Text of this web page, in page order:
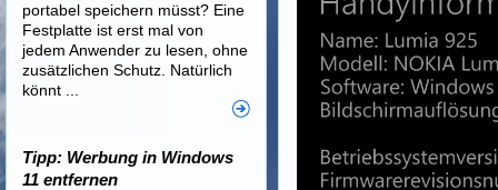
portabel speichern müsst? Eine
Festplatte ist erst mal von
jedem Anwender zu lesen, ohne
zusätzlichen Schutz. Natürlich
könnt ...
Tipp: Werbung in Windows
11 entfernen